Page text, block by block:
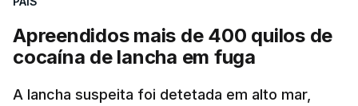
Apreendidos mais de 400 quilos de
cocaína de lancha em fuga
A lancha suspeita foi detetada em alto mar,